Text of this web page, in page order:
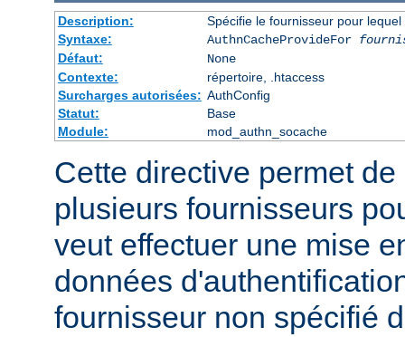
Description:
Spécifie le fournisseur pour
Syntaxe:
AuthnCacheProvideFor
Défaut:
None
Contexte:
répertoire, .htaccess
Surcharges autorisées: AuthConfig
Statut:
Base
Module:
mod_authn_socache
Cette directive permet
plusieurs fournisseurs
veut effectuer une mise
données
fournisseur non spécifié